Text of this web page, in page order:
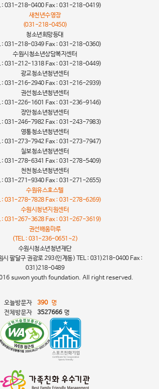
: 031-218-0400 Fax : 031-218-0419)
새천년수영장
(031-218-0450)
청소년희망등대
: 031-218-0349 Fax : 031-218-0360)
수원시청소년상담복지센터
: 031-212-1318 Fax : 031-218-0449)
광교청소년청년센터
: 031-216-2940 Fax : 031-216-2939)
권선청소년청년센터
: 031-226-1601 Fax : 031-236-9146)
장안청소년청년센터
: 031-246-7982 Fax : 031-243-7983)
영통청소년청년센터
: 031-273-7942 Fax : 031-273-7947)
칠보청소년청년센터
: 031-278-6341 Fax : 031-278-5409)
천천청소년청년센터
: 031-271-9340 Fax : 031-271-2655)
수원유스호스텔
: 031-278-7828 Fax : 031-278-6269)
수원시청년지원센터
: 031-267-3628 Fax : 031-267-3619)
권선배움마루
(TEL : 031-236-0651~2)
수원시청소년청년재단
시 팔달구 권광로 293(인계동) TEL : 031)218-0400 Fax :
031)218-0489
suwon youth foundation. All right reserved.
오늘방문자 390 명
전체방문자
3527666 명